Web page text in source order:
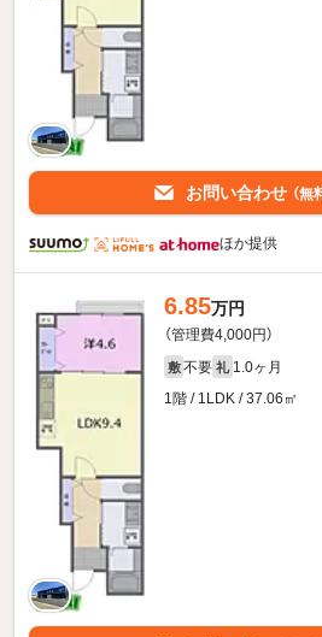
お問い合わせ （無
ほか提供
6.85万円
（管理費4,000円）
敷 不要 礼 1.0ヶ月
1階 / 1LDK / 37.06㎡